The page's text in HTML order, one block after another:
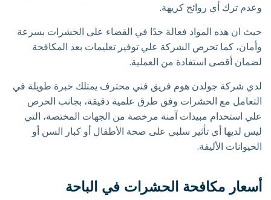
وعدم ترك أي روائح كريهة.
حيث ان هذه المواد فعالة جدًا في القضاء على الحشرات بسرعة
وأمان، كما تحرص الشركة علي توفير تعليمات بعد المكافحة
لضمان أقصى استفادة من العملية.
لدي شركة جولدن هوم فريق فني محترف يمتلك خبرة طويلة في
التعامل مع الحشرات وفق طرق علمية دقيقة، بجانب الحرص
علي استخدام مبيدات آمنة مرخصة من الجهات المختصة، التي
ليس لديها أي تأثير سلبي على صحة الأطفال أو كبار السن أو
الحيوانات الأليفة.
أسعار مكافحة الحشرات في الباحة